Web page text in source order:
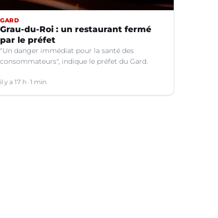
GARD
Grau-du-Roi : un restaurant fermé
par le préfet
"Un danger immédiat pour la santé des
consommateurs", indique le préfet du Gard.
il y a 17 h 1 min